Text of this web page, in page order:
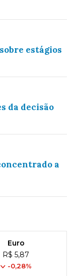
estágios
da decisão
a
Euro
R$ 5,87
-0,28%